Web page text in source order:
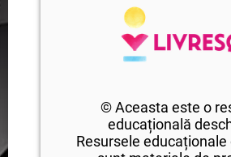
© Aceasta este o
educațională
Resursele educaționale